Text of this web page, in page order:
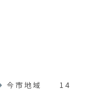
今市地域
14